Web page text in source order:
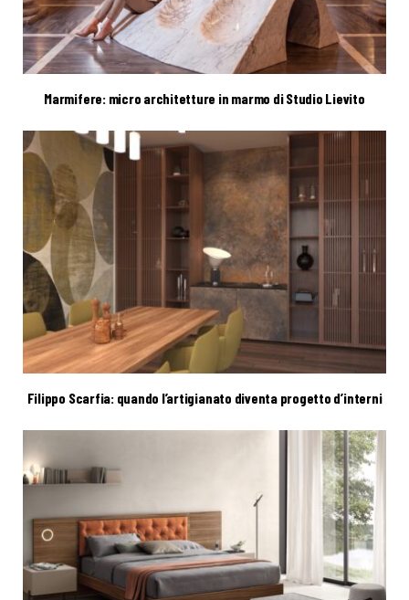
Marmifere: micro architetture in marmo di Studio Lievito
Filippo Scarfia: quando l’artigianato diventa progetto d’interni